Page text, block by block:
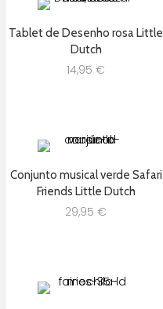
Tablet de Desenho rosa Little
Dutch
14,95 €
Conjunto musical verde Safari
Friends Little Dutch
29,95 €